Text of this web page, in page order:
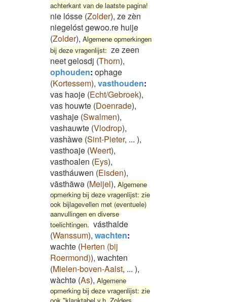
achterkant van de laatste pagina!
nie lósse (Zolder), ze zèn
niegelóst gewoo.re huije
(Zolder), Algemene opmerkingen
bij deze vragenlijst: ze zeen
neet gelosdj (Thorn),
ophouden: ophage
(Kortessem), vasthouden:
vas haoje (Echt/Gebroek),
vas houwte (Doenrade),
vashaje (Swalmen),
vashauwte (Vlodrop),
vashàwe (Sint-Pieter, ... ),
vasthoaje (Weert),
vasthoalen (Eys),
vastháuwen (Eisden),
vāsthāwə (Meijel), Algemene
opmerking bij deze vragenlijst: zie
ook bijlagevellen met (eventuele)
aanvullingen en diverse
toelichtingen. vásthalde
(Wanssum), wachten:
wachte (Herten (bij
Roermond)), wachten
(Mielen-boven-Aalst, ... ),
wàchtə (As), Algemene
opmerking bij deze vragenlijst: zie